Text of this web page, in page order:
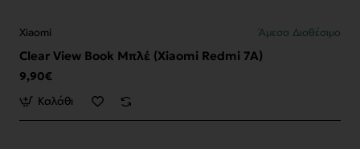
Xiaomi Άμεσα Διαθέσιμο
Clear View Book Μπλέ (Xiaomi Redmi 7A)
9,90€
Καλάθι